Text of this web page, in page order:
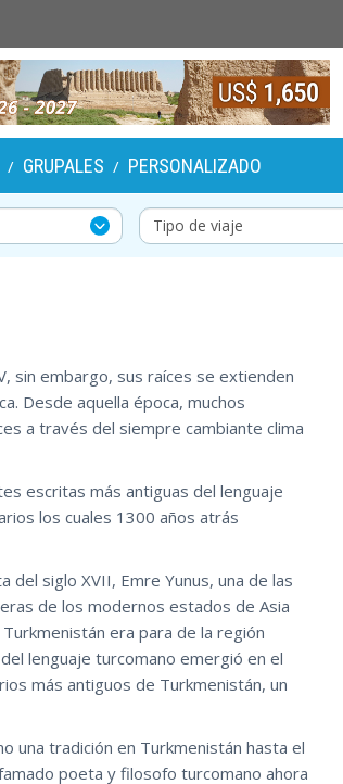
/ GRUPALES / PERSONALIZADO
sin embargo, sus raíces se extienden
Desde aquella época, muchos
a través del siempre cambiante clima
escritas más antiguas del lenguaje
los cuales 1300 años atrás
siglo XVII, Emre Yunus, una de las
de los modernos estados de Asia
era para de la región
lenguaje turcomano emergió en el
más antiguos de Turkmenistán, un
una tradición en Turkmenistán hasta el
poeta y filosofo turcomano ahora